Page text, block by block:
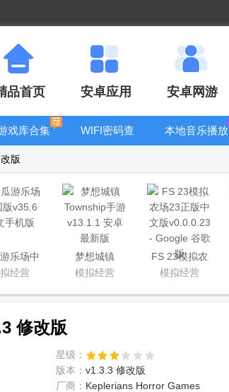
品首页 安卓应用 安卓网游
戏库合集
WIFI密码查
本地音乐播放
版
乐场中
国版经营
梦想城镇
Township手游
模拟经营
FS 23模拟农
场23正版中文
模拟经营
修改版
星级：
版本： v1.3.3 修改版
厂商： Keplerians Horror Games